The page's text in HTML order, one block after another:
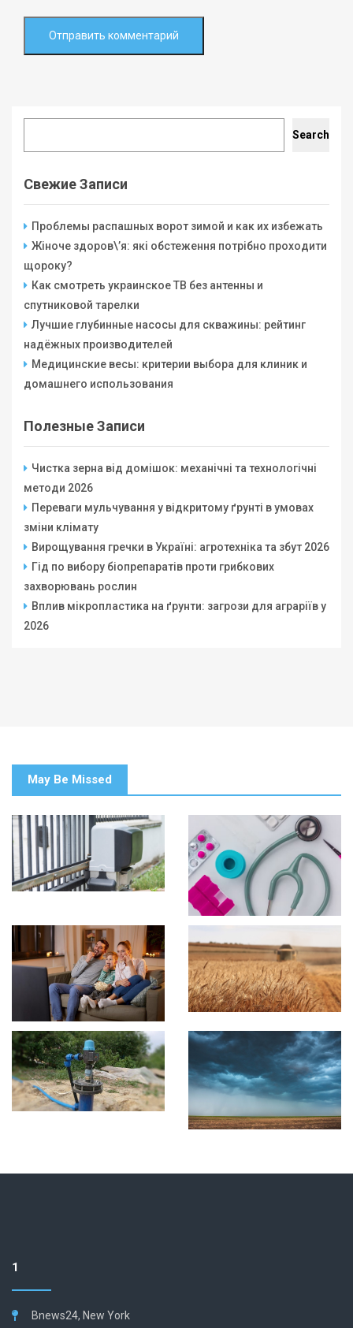
Search
Свежие Записи
Проблемы распашных ворот зимой и как их избежать
Жіноче здоров\’я: які обстеження потрібно проходити
щороку?
Как смотреть украинское ТВ без антенны и
спутниковой тарелки
Лучшие глубинные насосы для скважины: рейтинг
надёжных производителей
Медицинские весы: критерии выбора для клиник и
домашнего использования
Полезные Записи
Чистка зерна від домішок: механічні та технологічні
методи 2026
Переваги мульчування у відкритому ґрунті в умовах
зміни клімату
Вирощування гречки в Україні: агротехніка та збут 2026
Гід по вибору біопрепаратів проти грибкових
захворювань рослин
Вплив мікропластика на ґрунти: загрози для аграріїв у
2026
May Be Missed
1
Bnews24, New York